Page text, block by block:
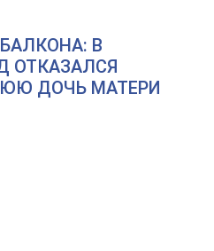
В
ОТКАЗАЛСЯ
ДОЧЬ МАТЕРИ